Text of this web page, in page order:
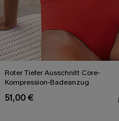
Roter Tiefer Ausschnitt Core-
Kompression-Badeanzug
51,00 €